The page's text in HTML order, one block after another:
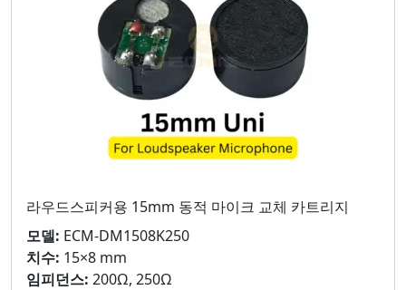
라우드스피커용 15mm 동적 마이크 교체 카트리지
모델: ECM-DM1508K250
치수: 15×8 mm
임피던스: 200Ω, 250Ω